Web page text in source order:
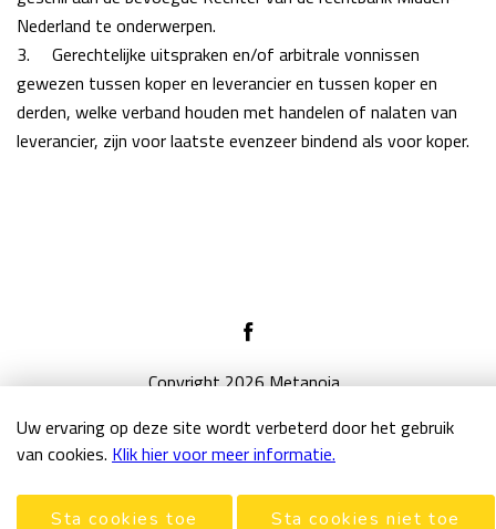
Uw ervaring op deze site wordt verbeterd door het gebruik
van cookies. Klik hier voor meer informatie.
Sta cookies toe Sta cookies niet toe
Nederland te onderwerpen.
3.
Gerechtelijke uitspraken en/of arbitrale vonnissen
gewezen tussen koper en leverancier en tussen koper en
derden, welke verband houden met handelen of nalaten van
leverancier, zijn voor laatste evenzeer bindend als voor koper.
Copyright 2026 Metanoia
Disclaimer en privacyverklaring